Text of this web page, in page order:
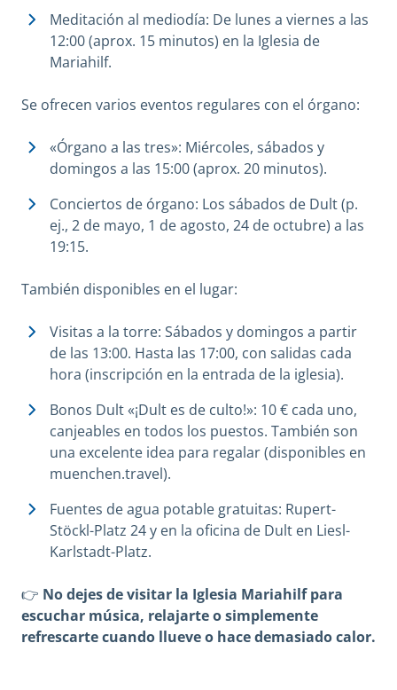
Meditación al mediodía: De lunes a viernes a las
12:00 (aprox. 15 minutos) en la Iglesia de
Mariahilf.
Se ofrecen varios eventos regulares con el órgano:
«Órgano a las tres»: Miércoles, sábados y
domingos a las 15:00 (aprox. 20 minutos).
Conciertos de órgano: Los sábados de Dult (p.
ej., 2 de mayo, 1 de agosto, 24 de octubre) a las
19:15.
También disponibles en el lugar:
Visitas a la torre: Sábados y domingos a partir
de las 13:00. Hasta las 17:00, con salidas cada
hora (inscripción en la entrada de la iglesia).
Bonos Dult «¡Dult es de culto!»: 10 € cada uno,
canjeables en todos los puestos. También son
una excelente idea para regalar (disponibles en
muenchen.travel).
Fuentes de agua potable gratuitas: Rupert-
Stöckl-Platz 24 y en la oficina de Dult en Liesl-
Karlstadt-Platz.
👉 No dejes de visitar la Iglesia Mariahilf para
escuchar música, relajarte o simplemente
refrescarte cuando llueve o hace demasiado calor.